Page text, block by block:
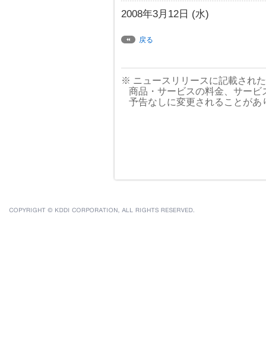
2008年3月12日 (水)
戻る
※ ニュースリリースに記載され
商品・サービスの料金、サー
予告なしに変更されることが